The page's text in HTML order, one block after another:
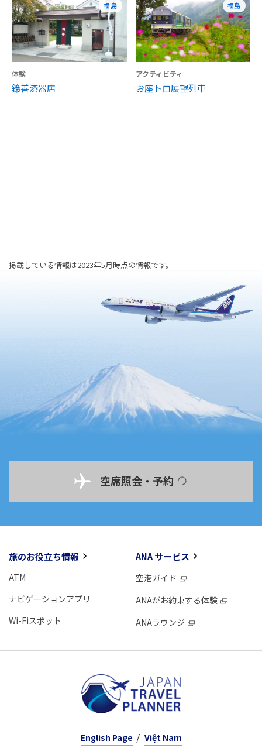
福島
体験
鈴善漆器店
福島
アクティビティ
お座トロ展望列車
掲載している情報は2023年5月時点の情報です。
空席照会・予約
旅のお役立ち情報
ATM
ナビゲーションアプリ
Wi-Fiスポット
ANA サービス
空港ガイド
ANAがお約束する体験
ANAラウンジ
English Page Việt Nam